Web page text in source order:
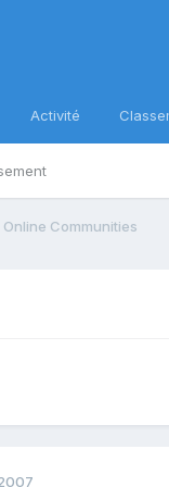
Activité
Online Communities